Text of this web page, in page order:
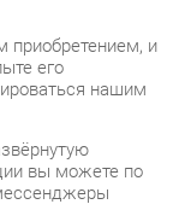
вы можете по
собой в
с нашего
список
.